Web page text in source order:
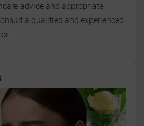
advice and appropriate
a qualified and experienced